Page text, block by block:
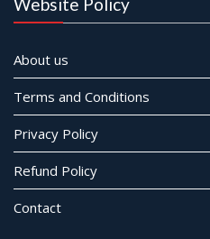
About us
Terms and Conditions
Privacy Policy
Refund Policy
Contact